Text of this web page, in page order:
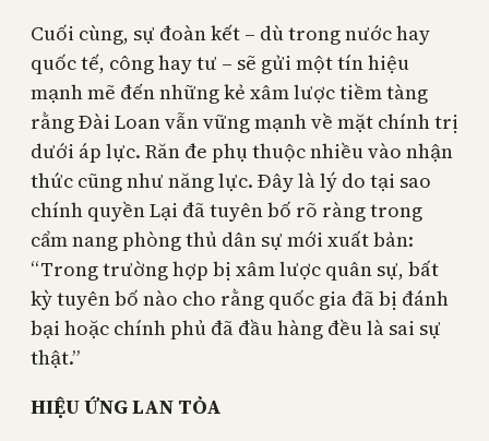
Cuối cùng, sự đoàn kết – dù trong nước hay
quốc tế, công hay tư – sẽ gửi một tín hiệu
mạnh mẽ đến những kẻ xâm lược tiềm tàng
rằng Đài Loan vẫn vững mạnh về mặt chính trị
dưới áp lực. Răn đe phụ thuộc nhiều vào nhận
thức cũng như năng lực. Đây là lý do tại sao
chính quyền Lại đã tuyên bố rõ ràng trong
cẩm nang phòng thủ dân sự mới xuất bản:
“Trong trường hợp bị xâm lược quân sự, bất
kỳ tuyên bố nào cho rằng quốc gia đã bị đánh
bại hoặc chính phủ đã đầu hàng đều là sai sự
thật.”
HIỆU ỨNG LAN TỎA